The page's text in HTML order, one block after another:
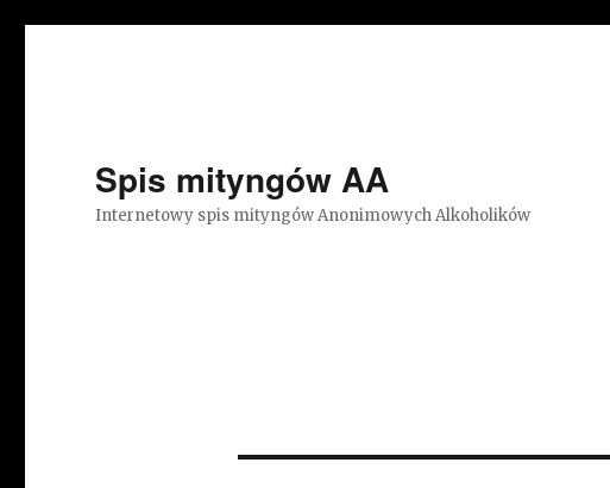
Spis mityngów AA
Internetowy spis mityngów Anonimowych Alkoholików